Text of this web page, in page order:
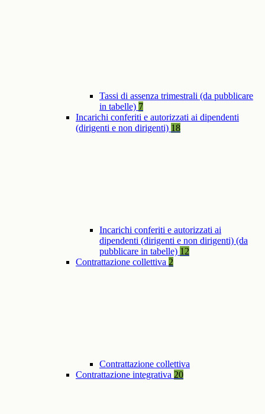
Tassi di assenza trimestrali (da pubblicare
in tabelle) 7
Incarichi conferiti e autorizzati ai dipendenti
(dirigenti e non dirigenti) 18
Incarichi conferiti e autorizzati ai
dipendenti (dirigenti e non dirigenti) (da
pubblicare in tabelle) 12
Contrattazione collettiva 2
Contrattazione collettiva
Contrattazione integrativa 20